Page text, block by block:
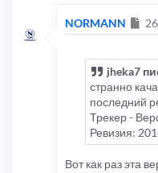
NORMANN
jheka7
странно
последний
Трекер -
Ревизия:
Вот как раз эта